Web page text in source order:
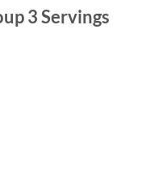
3 Servings